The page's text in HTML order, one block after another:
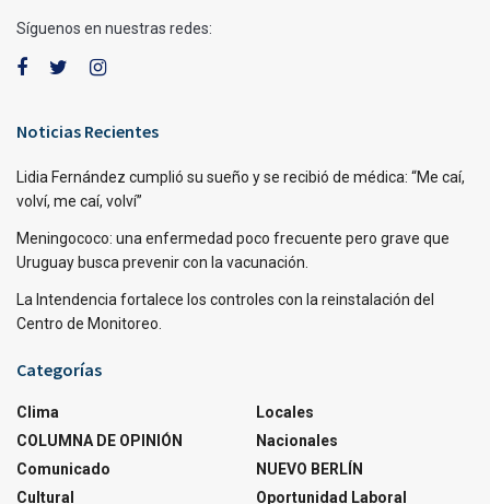
Síguenos en nuestras redes:
Noticias Recientes
Lidia Fernández cumplió su sueño y se recibió de médica: “Me caí,
volví, me caí, volví”
Meningococo: una enfermedad poco frecuente pero grave que
Uruguay busca prevenir con la vacunación.
La Intendencia fortalece los controles con la reinstalación del
Centro de Monitoreo.
Categorías
Clima
COLUMNA DE OPINIÓN
Comunicado
Cultural
Locales
Nacionales
NUEVO BERLÍN
Oportunidad Laboral